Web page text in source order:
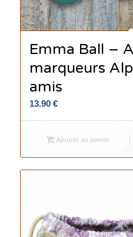
Emma Ball –
marqueurs
amis
13.90 €
Ajouter au panier